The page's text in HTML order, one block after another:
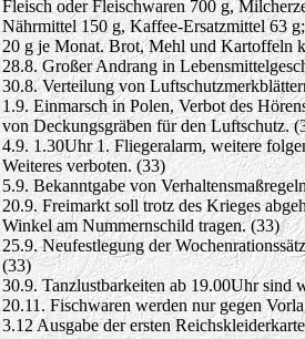
Fleisch oder Fleischwaren 700 g,
Nährmittel 150 g, Kaffee-Ersatzmittel 63
20 g je Monat. Brot, Mehl und Kartoffeln
28.8. Großer Andrang in
30.8. Verteilung von
1.9. Einmarsch in Polen, Verbot des
von Deckungsgräben für den Luftschutz.
4.9. 1.30Uhr 1. Fliegeralarm, weitere
Weiteres verboten. (33)
5.9. Bekanntgabe von
20.9. Freimarkt soll trotz des Krieges
Winkel am Nummernschild tragen. (33)
25.9. Neufestlegung der
(33)
30.9. Tanzlustbarkeiten ab 19.00Uhr sind
20.11. Fischwaren werden nur gegen
3.12 Ausgabe der ersten